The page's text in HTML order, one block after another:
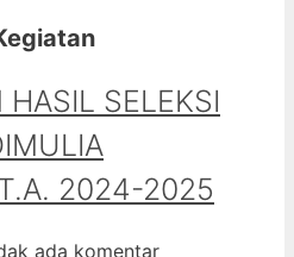
SELEKSI
2024-2025
ada komentar